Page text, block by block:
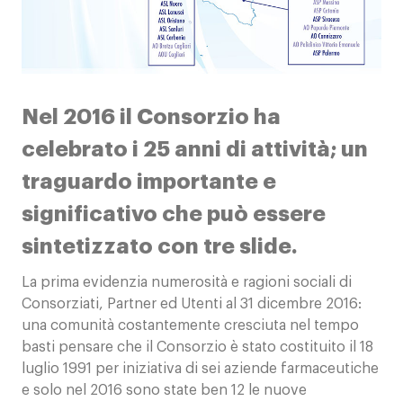
Nel 2016 il Consorzio ha
celebrato i 25 anni di attività; un
traguardo importante e
significativo che può essere
sintetizzato con tre slide.
La prima evidenzia numerosità e ragioni sociali di
Consorziati, Partner ed Utenti al 31 dicembre 2016:
una comunità costantemente cresciuta nel tempo
basti pensare che il Consorzio è stato costituito il 18
luglio 1991 per iniziativa di sei aziende farmaceutiche
e solo nel 2016 sono state ben 12 le nuove